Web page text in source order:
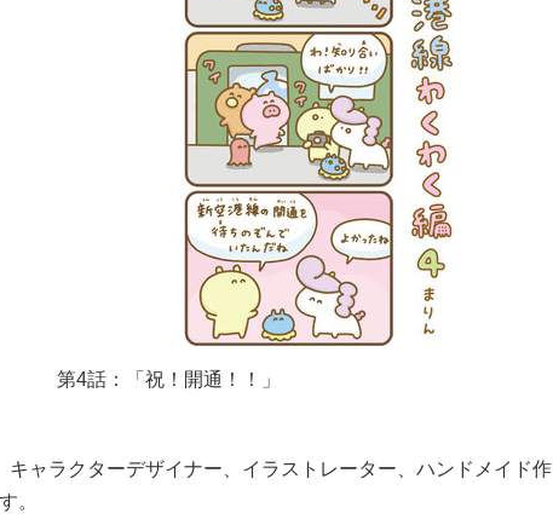
第4話：「祝！開通！！」
ャラクターデザイナー、イラストレーター、ハンドメイド作
。